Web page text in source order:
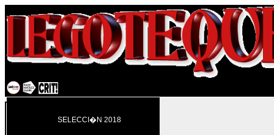
SELECCI�N 2018